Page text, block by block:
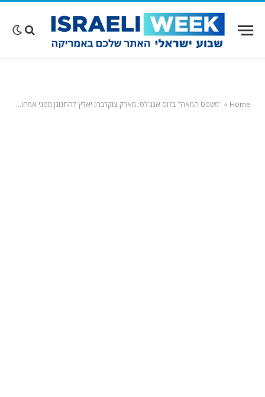
Home
» "משפט המאה" בלוס אנג'לס: מארק צוקרברג יאלץ להתגונן מפני אמהות שטוענות שילדיהם התאבדו בגללו